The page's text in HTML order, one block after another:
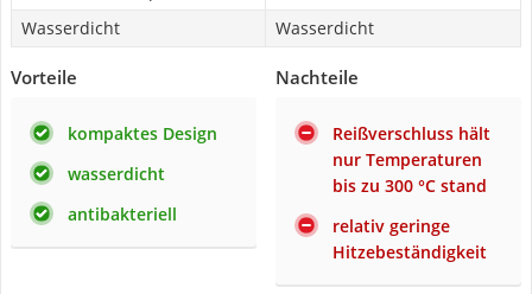
Wasserdicht
Wasserdicht
Vorteile
kompaktes Design
wasserdicht
antibakteriell
Nachteile
Reißverschluss hält
nur Temperaturen
bis zu 300 °C stand
relativ geringe
Hitzebeständigkeit